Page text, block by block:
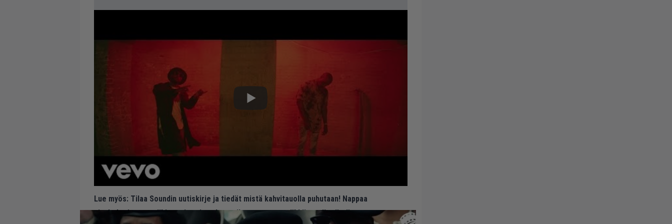
Lue myös: Tilaa Soundin uutiskirje ja tiedät mistä kahvitauolla puhutaan! Nappaa
ajankohtaiset musiikin uutiset ja puheenaiheet suoraan sähköpostiin tästä.